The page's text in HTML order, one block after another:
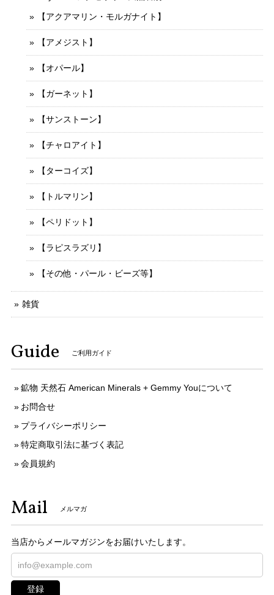
【アクアマリン・モルガナイト】
【アメジスト】
【オパール】
【ガーネット】
【サンストーン】
【チャロアイト】
【ターコイズ】
【トルマリン】
【ペリドット】
【ラピスラズリ】
【その他・パール・ビーズ等】
雑貨
Guide ご利用ガイド
鉱物 天然石 American Minerals + Gemmy Youについて
お問合せ
プライバシーポリシー
特定商取引法に基づく表記
会員規約
Mail メルマガ
当店からメールマガジンをお届けいたします。
登録